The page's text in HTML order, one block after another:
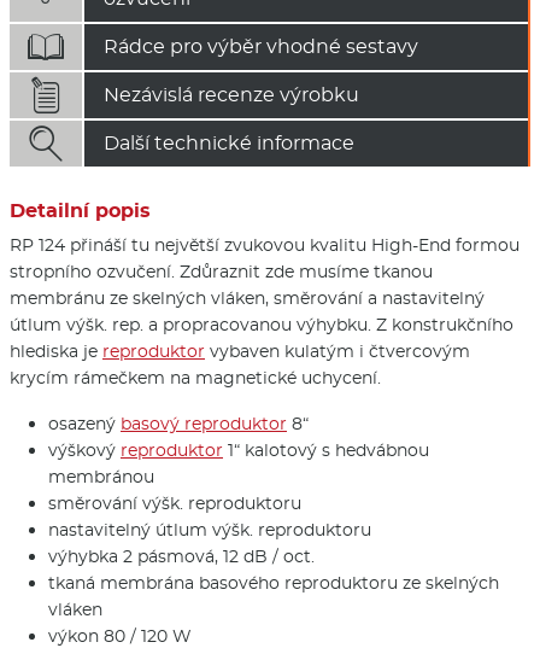
 Rádce pro výběr vhodné sestavy
 Nezávislá recenze výrobku
 Další technické informace
Detailní popis
RP 124 přináší tu největší zvukovou kvalitu High-End formou
stropního ozvučení. Zdůraznit zde musíme tkanou
membránu ze skelných vláken, směrování a nastavitelný
útlum výšk. rep. a propracovanou výhybku. Z konstrukčního
hlediska je reproduktor vybaven kulatým i čtvercovým
krycím rámečkem na magnetické uchycení.
osazený basový reproduktor 8“
výškový reproduktor 1“ kalotový s hedvábnou
membránou
směrování výšk. reproduktoru
nastavitelný útlum výšk. reproduktoru
výhybka 2 pásmová, 12 dB / oct.
tkaná membrána basového reproduktoru ze skelných
vláken
výkon 80 / 120 W